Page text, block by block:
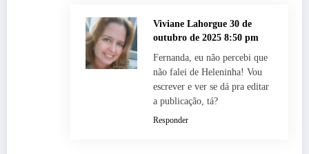
Viviane Lahorgue 30 de
outubro de 2025 8:50 pm
Fernanda, eu não percebi que
não falei de Heleninha! Vou
escrever e ver se dá pra editar
a publicação, tá?
Responder